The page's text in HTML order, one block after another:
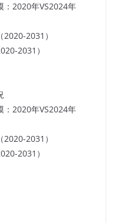
：2020年VS2024年
2031）
2031）
：2020年VS2024年
2031）
2031）